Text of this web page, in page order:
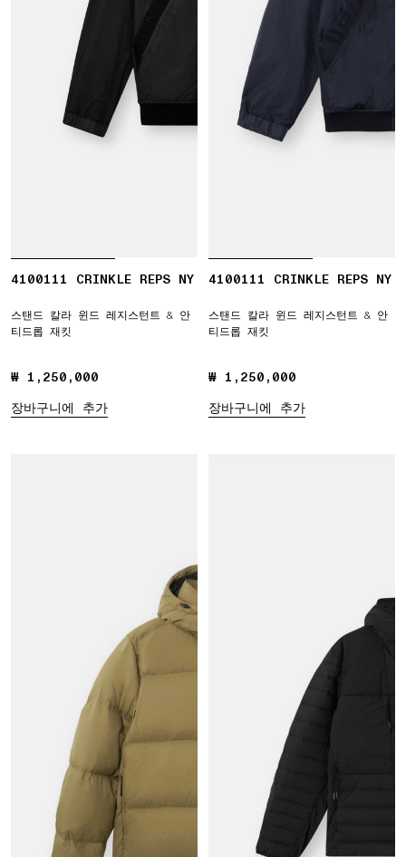
4100111 CRINKLE REPS NY
스탠드 칼라 윈드 레지스턴트 & 안
티드롭 재킷
₩ 1,250,000
₩ 1,250,000
장바구니에 추가
4100111 CRINKLE REPS NY
스탠드 칼라 윈드 레지스턴트 & 안
티드롭 재킷
₩ 1,250,000
₩ 1,250,000
장바구니에 추가